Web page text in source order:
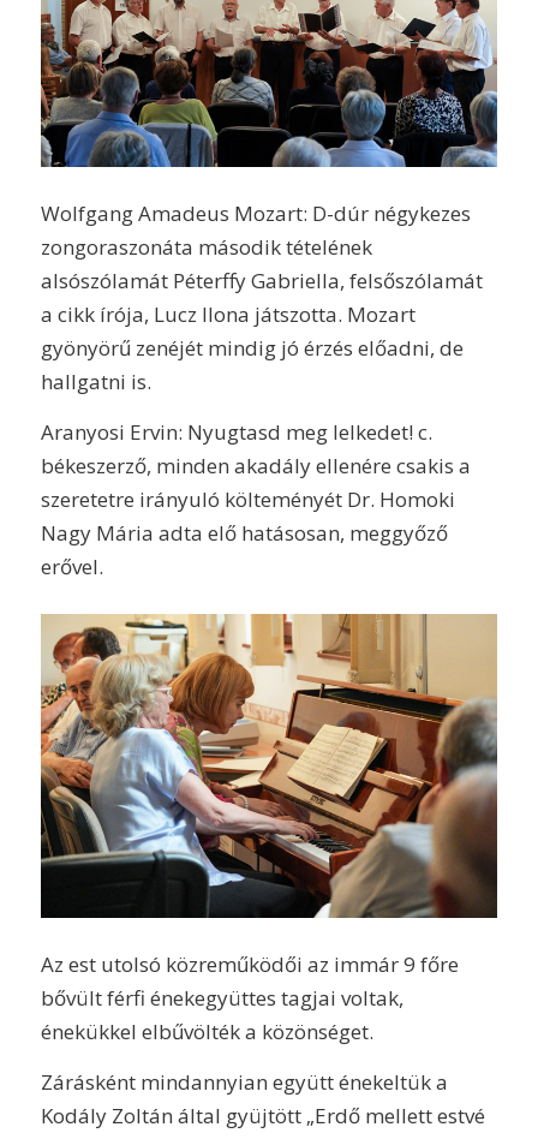
Wolfgang Amadeus Mozart: D-dúr négykezes
zongoraszonáta második tételének
alsószólamát Péterffy Gabriella, felsőszólamát
a cikk írója, Lucz Ilona játszotta. Mozart
gyönyörű zenéjét mindig jó érzés előadni, de
hallgatni is.
Aranyosi Ervin: Nyugtasd meg lelkedet! c.
békeszerző, minden akadály ellenére csakis a
szeretetre irányuló költeményét Dr. Homoki
Nagy Mária adta elő hatásosan, meggyőző
erővel.
Az est utolsó közreműködői az immár 9 főre
bővült férfi énekegyüttes tagjai voltak,
énekükkel elbűvölték a közönséget.
Zárásként mindannyian együtt énekeltük a
Kodály Zoltán által gyüjtött „Erdő mellett estvé